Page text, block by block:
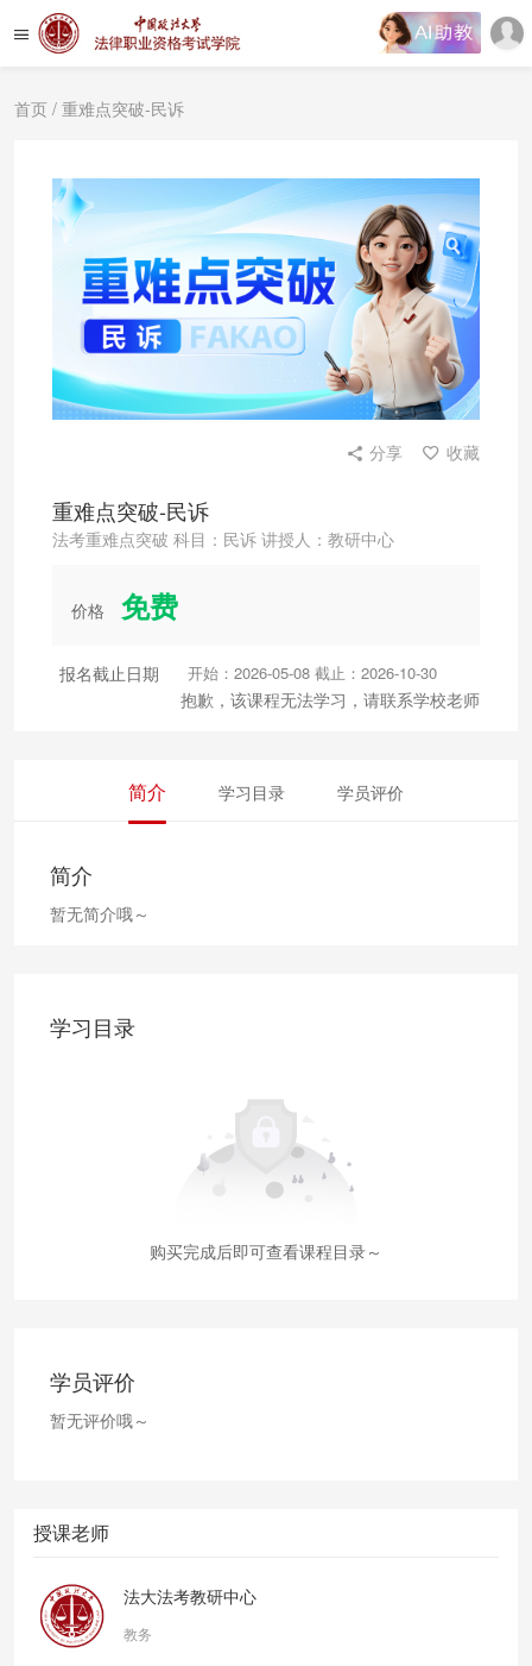
首页 / 重难点突破-民诉
分享 收藏
重难点突破-民诉
法考重难点突破 科目：民诉 讲授人：教研中心
价格 免费
报名截止日期 开始：2026-05-08 截止：2026-10-30
抱歉，该课程无法学习，请联系学校老师
简介 学习目录 学员评价
简介
暂无简介哦～
学习目录
购买完成后即可查看课程目录～
学员评价
暂无评价哦～
授课老师
法大法考教研中心
教务